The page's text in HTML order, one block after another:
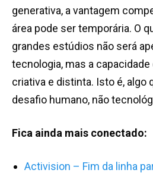
generativa, a vantagem
área pode ser temporária. O
grandes estúdios não será
tecnologia, mas a
criativa e distinta. Isto é, algo
desafio humano, não
Fica ainda mais conectado:
Activision – Fim da linha